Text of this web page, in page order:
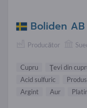
Boliden AB
Producător
Cupru Ţevi din
Acid sulfuric
Argint
Aur